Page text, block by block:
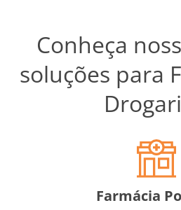
Conheça
soluções para
Farmácia